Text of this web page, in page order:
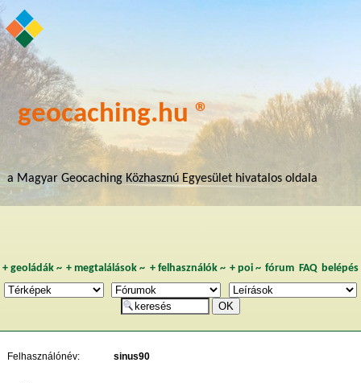
geocaching.hu ®
a Magyar Geocaching Közhasznú Egyesület hivatalos oldala
+ geoládák~ +megtalálások ~ + felhasználók~ + poi~ fórum FAQ belépés
Felhasználónév: sinus90